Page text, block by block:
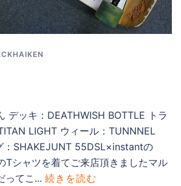
デッキ：DEATHWISH BOTTLE トラ
LIGHT ウィール：TUNNNEL
：SHAKEJUNT 55DSL×instantの
Tシャツを着てご来店頂きましたマル
ってこ... 続きを読む